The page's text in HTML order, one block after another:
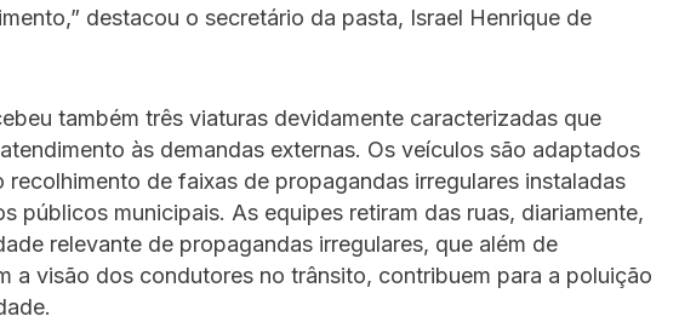
destacou o secretário da pasta, Israel Henrique de
também três viaturas devidamente caracterizadas que
às demandas externas. Os veículos são adaptados
recolhimento de faixas de propagandas irregulares instaladas
públicos municipais. As equipes retiram das ruas, diariamente,
relevante de propagandas irregulares, que além de
a visão dos condutores no trânsito, contribuem para a poluição